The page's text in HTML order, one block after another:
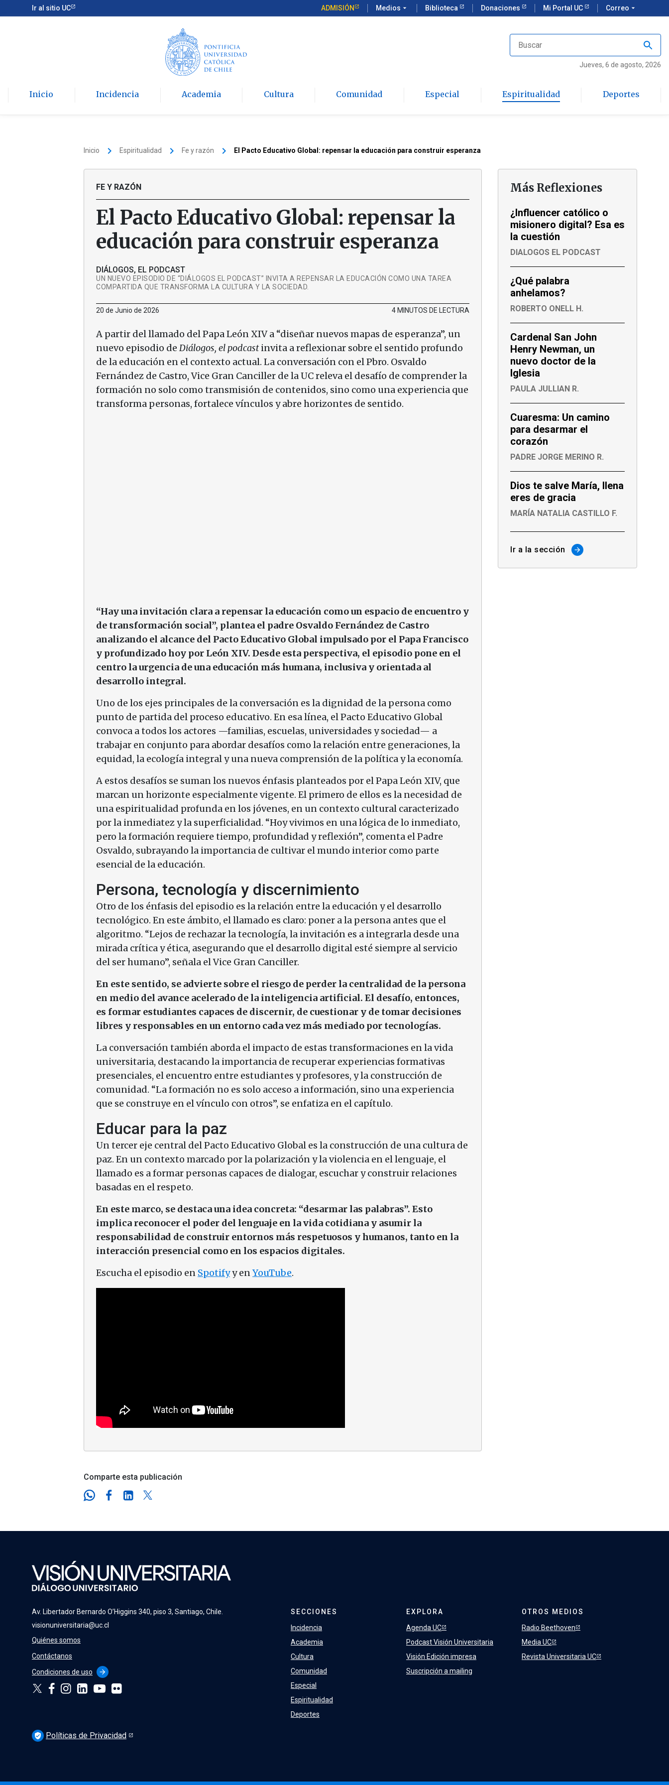
Ir al sitio UC ADMISIÓN Medios arrow_drop_down Biblioteca Donaciones Mi Portal UC Correo arrow_drop_down
Jueves, 6 de agosto, 2026
Inicio Incidencia Academia Cultura Comunidad Especial Espiritualidad Deportes
Inicio keyboard_arrow_right Espiritualidad keyboard_arrow_right Fe y razón keyboard_arrow_right El Pacto Educativo Global: repensar la educación para construir esperanza
FE Y RAZÓN
El Pacto Educativo Global: repensar la
educación para construir esperanza
DIÁLOGOS, EL PODCAST
UN NUEVO EPISODIO DE “DIÁLOGOS EL PODCAST” INVITA A REPENSAR LA EDUCACIÓN COMO UNA TAREA
COMPARTIDA QUE TRANSFORMA LA CULTURA Y LA SOCIEDAD.
20 de Junio de 2026 4 MINUTOS DE LECTURA
A partir del llamado del Papa León XIV a “diseñar nuevos mapas de esperanza”, un
nuevo episodio de Diálogos, el podcastinvita a reflexionar sobre el sentido profundo
de la educación en el contexto actual. La conversación con el Pbro. Osvaldo
Fernández de Castro, Vice Gran Canciller de la UC releva el desafío de comprender la
formación no solo como transmisión de contenidos, sino como una experiencia que
transforma personas, fortalece vínculos y abre horizontes de sentido.
“Hay una invitación clara a repensar la educación como un espacio de encuentro y
de transformación social”, plantea el padre Osvaldo Fernández de Castro
analizando el alcance del Pacto Educativo Global impulsado por el Papa Francisco
y profundizado hoy por León XIV. Desde esta perspectiva, el episodio pone en el
centro la urgencia de una educación más humana, inclusiva y orientada al
desarrollo integral.
Uno de los ejes principales de la conversación es la dignidad de la persona como
punto de partida del proceso educativo. En esa línea, el Pacto Educativo Global
convoca a todos los actores —familias, escuelas, universidades y sociedad— a
trabajar en conjunto para abordar desafíos como la relación entre generaciones, la
equidad, la ecología integral y una nueva comprensión de la política y la economía.
A estos desafíos se suman los nuevos énfasis planteados por el Papa León XIV, que
marcan un horizonte especialmente vigente. El primero de ellos es la necesidad de
una espiritualidad profunda en los jóvenes, en un contexto cultural caracterizado
por la inmediatez y la superficialidad. “Hoy vivimos en una lógica de lo inmediato,
pero la formación requiere tiempo, profundidad y reflexión”, comenta el Padre
Osvaldo, subrayando la importancia de cultivar el mundo interior como parte
esencial de la educación.
Persona, tecnología y discernimiento
Otro de los énfasis del episodio es la relación entre la educación y el desarrollo
tecnológico. En este ámbito, el llamado es claro: poner a la persona antes que el
algoritmo. “Lejos de rechazar la tecnología, la invitación es a integrarla desde una
mirada crítica y ética, asegurando que el desarrollo digital esté siempre al servicio
del ser humano”, señala el Vice Gran Canciller.
En este sentido, se advierte sobre el riesgo de perder la centralidad de la persona
en medio del avance acelerado de la inteligencia artificial. El desafío, entonces,
es formar estudiantes capaces de discernir, de cuestionar y de tomar decisiones
libres y responsables en un entorno cada vez más mediado por tecnologías.
La conversación también aborda el impacto de estas transformaciones en la vida
universitaria, destacando la importancia de recuperar experiencias formativas
presenciales, el encuentro entre estudiantes y profesores, y la construcción de
comunidad. “La formación no es solo acceso a información, sino una experiencia
que se construye en el vínculo con otros”, se enfatiza en el capítulo.
Educar para la paz
Un tercer eje central del Pacto Educativo Global es la construcción de una cultura de
paz. En un contexto marcado por la polarización y la violencia en el lenguaje, el
llamado es a formar personas capaces de dialogar, escuchar y construir relaciones
basadas en el respeto.
En este marco, se destaca una idea concreta: “desarmar las palabras”. Esto
implica reconocer el poder del lenguaje en la vida cotidiana y asumir la
responsabilidad de construir entornos más respetuosos y humanos, tanto en la
interacción presencial como en los espacios digitales.
Escucha el episodio en Spotifyy enYouTube.
Comparte esta publicación
Más Reflexiones
¿Influencer católico o
misionero digital? Esa es
la cuestión
DIALOGOS EL PODCAST
¿Qué palabra
anhelamos?
ROBERTO ONELL H.
Cardenal San John
Henry Newman, un
nuevo doctor de la
Iglesia
PAULA JULLIAN R.
Cuaresma: Un camino
para desarmar el
corazón
PADRE JORGE MERINO R.
Dios te salve María, llena
eres de gracia
MARÍA NATALIA CASTILLO F.
Ir a la sección arrow_forward
Av. Libertador Bernardo O’Higgins 340, piso 3, Santiago, Chile.
visionuniversitaria@uc.cl
Quiénes somos
Contáctanos
Condiciones de uso
arrow_forward
SECCIONES
Incidencia
Academia
Cultura
Comunidad
Especial
Espiritualidad
Deportes
EXPLORA
Agenda UC
Podcast Visión Universitaria
Visión Edición impresa
Suscripción a mailing
OTROS MEDIOS
Radio Beethoven
Media UC
Revista Universitaria UC
verified_user Políticas de Privacidad